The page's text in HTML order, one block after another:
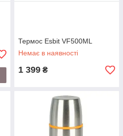
Термос Esbit VF500ML
Немає в наявності
1 399 ₴